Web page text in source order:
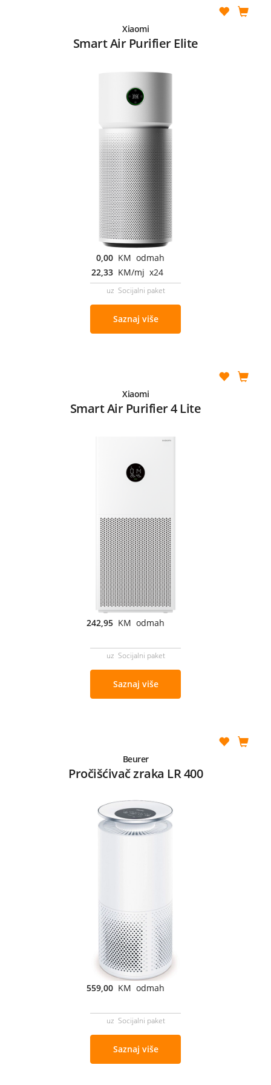
Xiaomi
Smart Air Purifier Elite
0,00 KM odmah
22,33 KM/mj x24
uz Socijalni paket
Saznaj više
Xiaomi
Smart Air Purifier 4 Lite
242,95 KM odmah
uz Socijalni paket
Saznaj više
Beurer
Pročišćivač zraka LR 400
559,00 KM odmah
uz Socijalni paket
Saznaj više